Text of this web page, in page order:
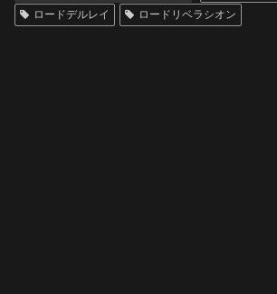
ロードデルレイ
ロードリベラシオン